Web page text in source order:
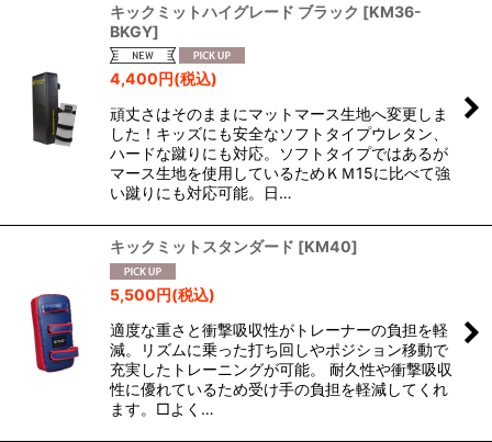
キックミットハイグレード ブラック [KM36-
BKGY]
4,400円(税込)
頑丈さはそのままにマットマース生地へ変更しま
した！キッズにも安全なソフトタイプウレタン、
ハードな蹴りにも対応。ソフトタイプではあるが
マース生地を使用しているためＫＭ15に比べて強
い蹴りにも対応可能。日…
キックミットスタンダード [KM40]
5,500円(税込)
適度な重さと衝撃吸収性がトレーナーの負担を軽
減。リズムに乗った打ち回しやポジション移動で
充実したトレーニングが可能。 耐久性や衝撃吸収
性に優れているため受け手の負担を軽減してくれ
ます。□よく…